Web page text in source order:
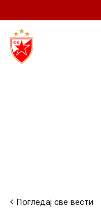
Погледај све вести